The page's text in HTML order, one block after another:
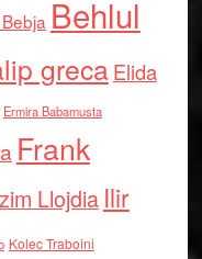
Behlul
grecaElida
Ermira Babamusta
Frank
Llojdia Ilir
Kolec Traboini